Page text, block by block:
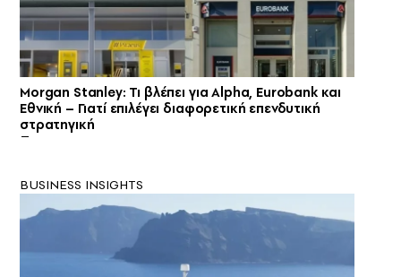
Morgan Stanley: Τι βλέπει για Alpha, Eurobank και
Εθνική – Γιατί επιλέγει διαφορετική επενδυτική
στρατηγική
BUSINESS INSIGHTS